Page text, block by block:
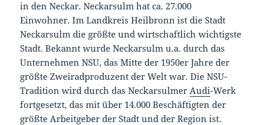
in den Neckar. Neckarsulm hat ca. 27.000
Einwohner. Im Landkreis Heilbronn ist die Stadt
Neckarsulm die größte und wirtschaftlich wichtigste
Stadt. Bekannt wurde Neckarsulm u.a. durch das
Unternehmen NSU, das Mitte der 1950er Jahre der
größte Zweiradproduzent der Welt war. Die NSU-
Tradition wird durch das NeckarsulmerAudi-Werk
fortgesetzt, das mit über 14.000 Beschäftigten der
größte Arbeitgeber der Stadt und der Region ist.